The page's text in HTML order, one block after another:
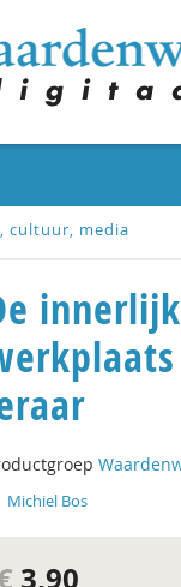
cultuur, media
Michiel Bos
3,90